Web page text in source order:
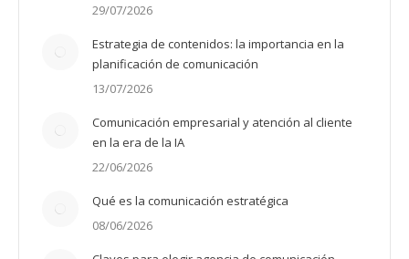
29/07/2026
Estrategia de contenidos: la importancia en la
planificación de comunicación
13/07/2026
Comunicación empresarial y atención al cliente
en la era de la IA
22/06/2026
Qué es la comunicación estratégica
08/06/2026